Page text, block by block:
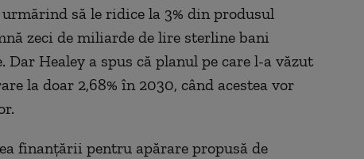
urmărind să le ridice la 3% din produsul
zeci de miliarde de lire sterline bani
Healey a spus că planul pe care l-a văzut
la doar 2,68% în 2030, când acestea vor
finanţării pentru apărare propusă de